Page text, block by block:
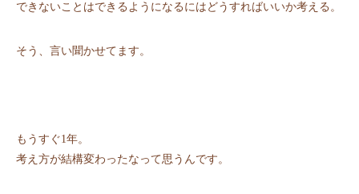
できないことはできるようになるにはどうすればいいか考える。
そう、言い聞かせてます。
もうすぐ1年。
考え方が結構変わったなって思うんです。